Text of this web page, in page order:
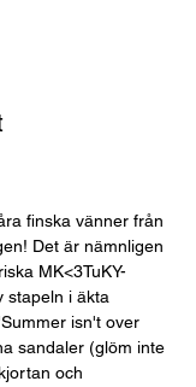
finska vänner från
Det är nämnligen
MK<3TuKY-
stapeln i äkta
isn't over
sandaler (glöm inte
och